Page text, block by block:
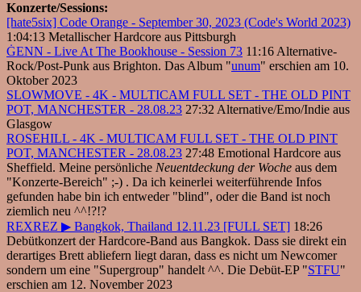
Konzerte/Sessions:
[hate5six] Code Orange - September 30, 2023 (Code's World 2023)
1:04:13 Metallischer Hardcore aus Pittsburgh
ĠENN - Live At The Bookhouse - Session 73 11:16 Alternative-
Rock/Post-Punk aus Brighton. Das Album "unum" erschien am 10.
Oktober 2023
SLOWMOVE - 4K - MULTICAM FULL SET - THE OLD PINT
POT, MANCHESTER - 28.08.23 27:32 Alternative/Emo/Indie aus
Glasgow
ROSEHILL - 4K - MULTICAM FULL SET - THE OLD PINT
POT, MANCHESTER - 28.08.23 27:48 Emotional Hardcore aus
Sheffield. Meine persönliche Neuentdeckung der Woche aus dem
"Konzerte-Bereich" ;-) . Da ich keinerlei weiterführende Infos
gefunden habe bin ich entweder "blind", oder die Band ist noch
ziemlich neu ^^!?!?
REXREZ ▶ Bangkok, Thailand 12.11.23 [FULL SET] 18:26
Debütkonzert der Hardcore-Band aus Bangkok. Dass sie direkt ein
derartiges Brett abliefern liegt daran, dass es nicht um Newcomer
sondern um eine "Supergroup" handelt ^^. Die Debüt-EP "STFU"
erschien am 12. November 2023